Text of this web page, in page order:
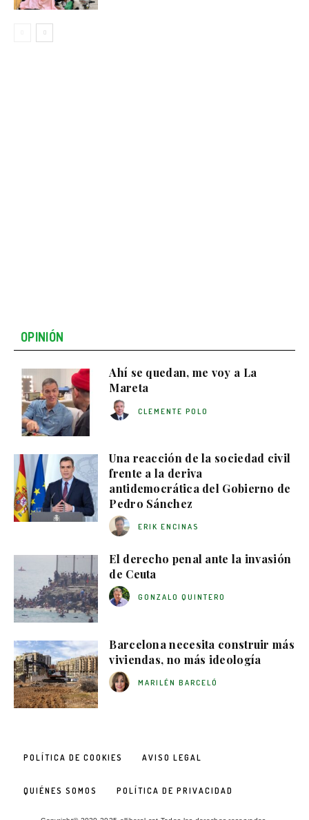
OPINIÓN
Ahí se quedan, me voy a La
Mareta
CLEMENTE POLO
Una reacción de la sociedad civil
frente a la deriva
antidemocrática del Gobierno de
Pedro Sánchez
ERIK ENCINAS
El derecho penal ante la invasión
de Ceuta
GONZALO QUINTERO
Barcelona necesita construir más
viviendas, no más ideología
MARILÉN BARCELÓ
POLÍTICA DE COOKIES AVISO LEGAL
QUIÉNES SOMOS POLÍTICA DE PRIVACIDAD